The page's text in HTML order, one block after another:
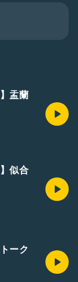
盂蘭
似合
ーク